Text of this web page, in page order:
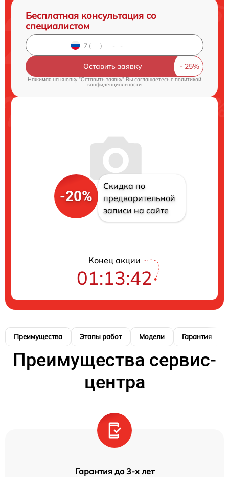
Бесплатная консультация со
специалистом
Оставить заявку
Нажимая на кнопку "Оставить заявку" Вы соглашаетесь cполитикой
конфиденциальности
-20%
Скидка по
предварительной
записи на сайте
Конец акции
01:13:41
Преимущества Этапы работ Модели Гарантия
Преимущества сервис-
центра
Гарантия до 3-х лет